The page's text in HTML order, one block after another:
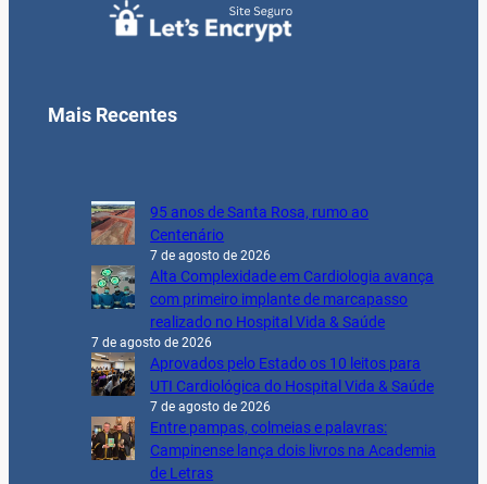
Mais Recentes
95 anos de Santa Rosa, rumo ao
Centenário
7 de agosto de 2026
Alta Complexidade em Cardiologia avança
com primeiro implante de marcapasso
realizado no Hospital Vida & Saúde
7 de agosto de 2026
Aprovados pelo Estado os 10 leitos para
UTI Cardiológica do Hospital Vida & Saúde
7 de agosto de 2026
Entre pampas, colmeias e palavras:
Campinense lança dois livros na Academia
de Letras